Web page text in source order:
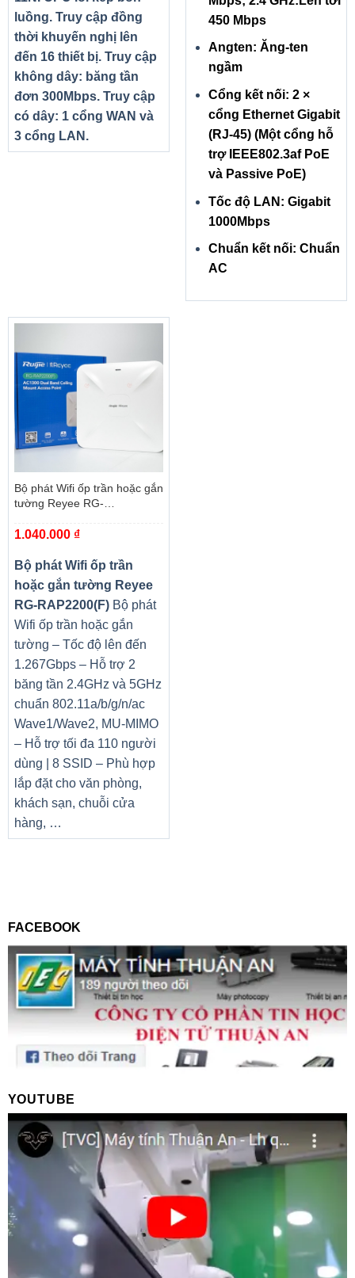
luồng. Truy cập đồng
thời khuyến nghị lên
đến 16 thiết bị. Truy cập
không dây: băng tần
đơn 300Mbps. Truy cập
có dây: 1 cổng WAN và
3 cổng LAN.
450 Mbps
Angten: Ăng-ten
ngầm
Cổng kết nối: 2 ×
cổng Ethernet Gigabit
(RJ-45) (Một cổng hỗ
trợ IEEE802.3af PoE
và Passive PoE)
Tốc độ LAN: Gigabit
1000Mbps
Chuẩn kết nối: Chuẩn
AC
Bộ phát Wifi ốp trần hoặc gắn
tường Reyee RG-
1.040.000 ₫
Bộ phát Wifi ốp trần
hoặc gắn tường Reyee
RG-RAP2200(F)Bộ phát
Wifi ốp trần hoặc gắn
tường – Tốc độ lên đến
1.267Gbps – Hỗ trợ 2
băng tần 2.4GHz và 5GHz
chuẩn 802.11a/b/g/n/ac
Wave1/Wave2, MU-MIMO
– Hỗ trợ tối đa 110 người
dùng | 8 SSID – Phù hợp
lắp đặt cho văn phòng,
khách sạn, chuỗi cửa
hàng, …
FACEBOOK
YOUTUBE